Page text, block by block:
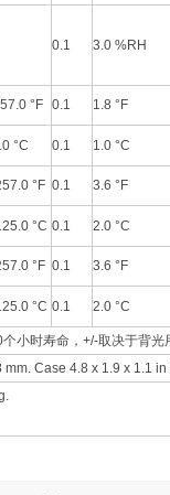
0.1 3.0 %RH
°F 0.1 1.8 °F
°C 0.1 1.0 °C
°F 0.1 3.6 °F
°C 0.1 2.0 °C
°F 0.1 3.6 °F
°C 0.1 2.0 °C
小时寿命，+/-取决于背光
Case 4.8 x 1.9 x 1.1